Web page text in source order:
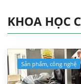
KHOA HỌC
Sản phẩm, công nghệ